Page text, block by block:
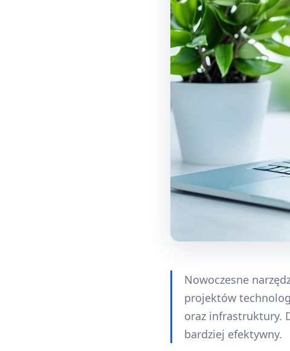
Nowoczesne
projektów
oraz infrastruktury.
bardziej efektywny.